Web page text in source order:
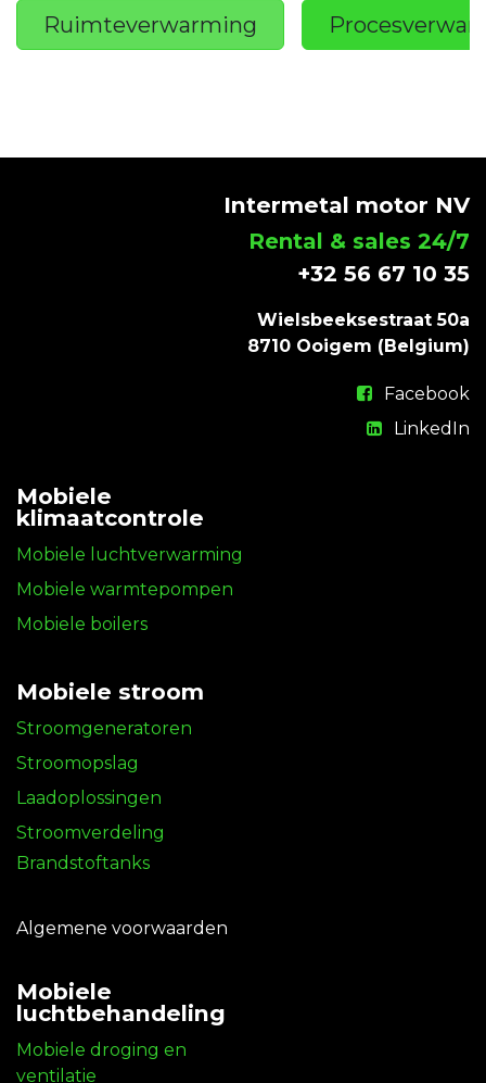
Ruimteverwarming
Intermetal motor NV
Rental & sales 24/7
+32 56 67 10 35
Wielsbeeksestraat 50a
8710 Ooigem (Belgium)
Facebook
LinkedIn
Mobiele
klimaatcontrole
Mobiele luchtverwarming
Mobiele warmtepompen
Mobiele boilers
Mobiele stroom
Stroomgeneratoren
Stroomopslag
Laadoplossingen
Stroomverdeling
Brandstoftanks
Algemene voorwaarden
Mobiele
luchtbehandeling
Mobiele droging en
ventilatie